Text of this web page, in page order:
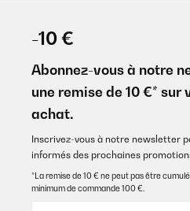
particulièrement compacts, faciles à
alimentation USB ou secteur – idéals
Hottes aspirantes
Les modèles avec batterie intégrée
électrique. L'autonomie de la batterie est
la puissance sélectionnée.
Mini hottes avec
-10 €
Abonnez-vous à notre
une remise de 10 €* sur
achat.
Inscrivez-vous à notre newsletter
informés des prochaines
*La remise de 10 € ne peut pas être
minimum de commande 100 €.